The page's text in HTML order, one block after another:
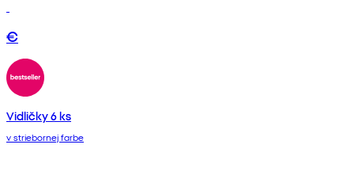
€
Vidličky 6 ks
v striebornej farbe